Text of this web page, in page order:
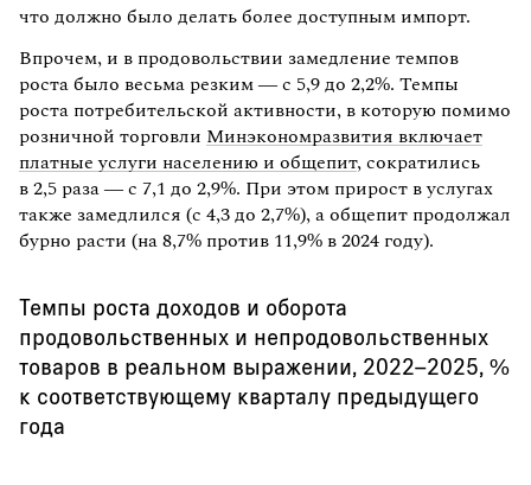
что должно было делать более доступным импорт.
Впрочем, и в продовольствии замедление темпов
роста было весьма резким — с 5,9 до 2,2%. Темпы
роста потребительской активности, в которую помимо
розничной торговли Минэкономразвития включает
платные услуги населению и общепит, сократились
в 2,5 раза — с 7,1 до 2,9%. При этом прирост в услугах
также замедлился (с 4,3 до 2,7%), а общепит продолжал
бурно расти (на 8,7% против 11,9% в 2024 году).
Темпы роста доходов и оборота
продовольственных и непродовольственных
товаров в реальном выражении, 2022–2025, %
к соответствующему кварталу предыдущего
года